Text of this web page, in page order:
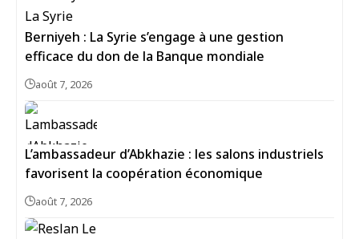
Berniyeh : La Syrie s’engage à une gestion
efficace du don de la Banque mondiale
août 7, 2026
L’ambassadeur d’Abkhazie : les salons industriels
favorisent la coopération économique
août 7, 2026